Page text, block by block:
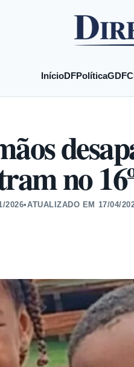
InícioDFPolíticaGDF
no
2026•ATUALIZADO EM 17/04/